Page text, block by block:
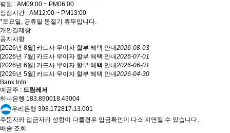
평일 : AM09:00 ~ PM06:00
점심시간 : AM12:00 ~ PM13:00
*토요일, 공휴일 동절기 휴무입니다.
개인결제창
공지사항
[2026년 8월] 카드사 무이자 할부 혜택 안내2026-08-03
[2026년 7월] 카드사 무이자 할부 혜택 안내2026-07-01
[2026년 6월] 카드사 무이자 할부 혜택 안내2026-06-01
[2026년 5월] 카드사 무이자 할부 혜택 안내2026-04-30
Bank Info
예금주 : 드림레저
하나은행 183.890018.43004
우리은행 398.172817.13.001
주문자와 입금자의 성함이 다를경우 입금확인이 다소 지연될 수 있습니다.
배송 조회